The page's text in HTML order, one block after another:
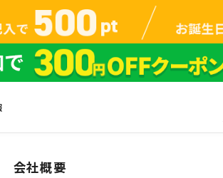
会社概要